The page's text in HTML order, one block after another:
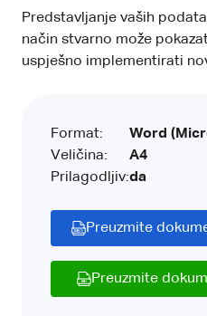
Predstavljanje vaših
način stvarno može
uspješno implementirati
Format:
Veličina:
Prilagodljiv:
Word
A4
da
Preuzmite
Preuzmite